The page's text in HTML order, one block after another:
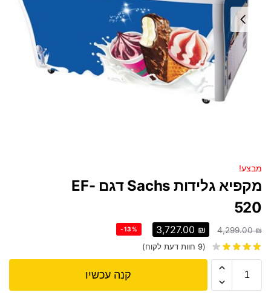
מבצע!
מקפיא גלידות Sachs דגם EF-
520
4,299.00₪
3,727.00 ₪
-13%
(
9 חוות דעת לקוח)
קנה עכשיו